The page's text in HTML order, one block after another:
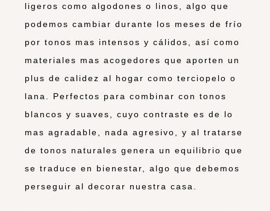
ligeros como algodones o linos, algo que
podemos cambiar durante los meses de frío
por tonos mas intensos y cálidos, así como
materiales mas acogedores que aporten un
plus de calidez al hogar como terciopelo o
lana. Perfectos para combinar con tonos
blancos y suaves, cuyo contraste es de lo
mas agradable, nada agresivo, y al tratarse
de tonos naturales genera un equilibrio que
se traduce en bienestar, algo que debemos
perseguir al decorar nuestra casa.